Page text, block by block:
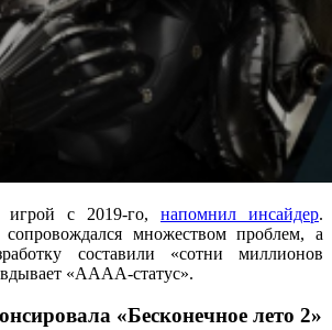
игрой с 2019-го, напомнил инсайдер.
множеством проблем, а
составили «сотни миллионов
«АААА-статус».
«Бесконечное лето 2»